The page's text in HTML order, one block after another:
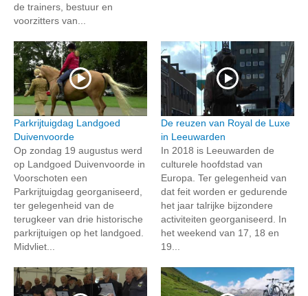
de trainers, bestuur en
voorzitters van...
Parkrijtuigdag Landgoed
Duivenvoorde
Op zondag 19 augustus werd
op Landgoed Duivenvoorde in
Voorschoten een
Parkrijtuigdag georganiseerd,
ter gelegenheid van de
terugkeer van drie historische
parkrijtuigen op het landgoed.
Midvliet...
De reuzen van Royal de Luxe
in Leeuwarden
In 2018 is Leeuwarden de
culturele hoofdstad van
Europa. Ter gelegenheid van
dat feit worden er gedurende
het jaar talrijke bijzondere
activiteiten georganiseerd. In
het weekend van 17, 18 en
19...